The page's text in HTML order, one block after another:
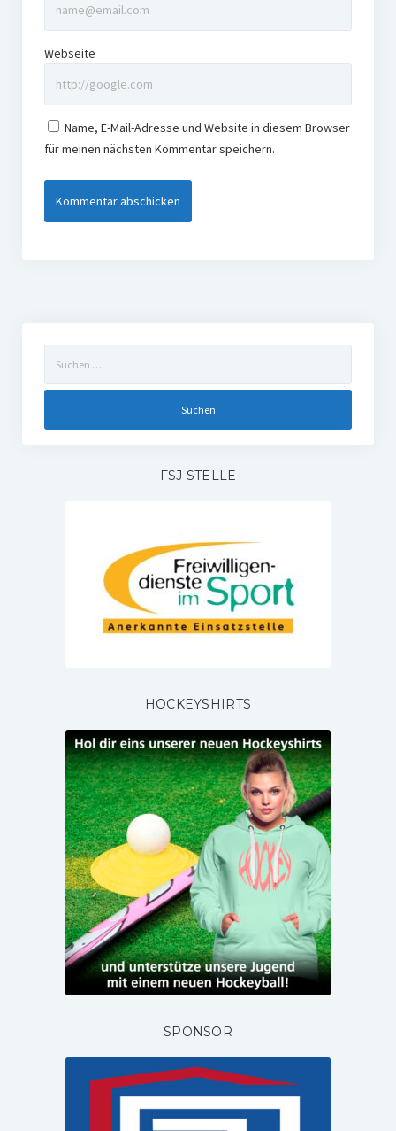
Webseite
Name, E-Mail-Adresse und Website in diesem Browser
für meinen nächsten Kommentar speichern.
nach:
FSJ STELLE
HOCKEYSHIRTS
SPONSOR